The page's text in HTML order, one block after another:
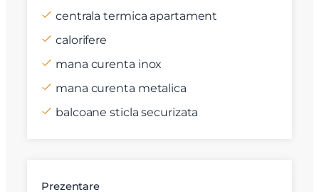
centrala termica apartament
calorifere
mana curenta inox
mana curenta metalica
balcoane sticla securizata
Prezentare